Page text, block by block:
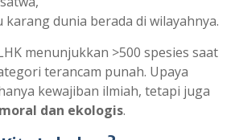
karang dunia berada di wilayahnya.
menunjukkan >500 spesies saat
terancam punah. Upaya
kewajiban ilmiah, tetapi juga
dan ekologis.